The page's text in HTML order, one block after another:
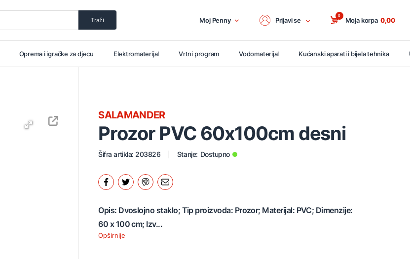
Traži Moj Penny Prijavi se Moja korpa
0
0,00
Oprema i igračke za djecu Elektromaterijal Vrtni program Vodomaterijal Kućanski aparati i bijela tehnika
Prozor PVC 60x100cm desni
SALAMANDER
Šifra artikla: 203826 Stanje: Dostupno
Opis: Dvoslojno staklo; Tip proizvoda: Prozor; Materijal: PVC; Dimenzije:
60 x 100 cm; Izv...
Opširnije